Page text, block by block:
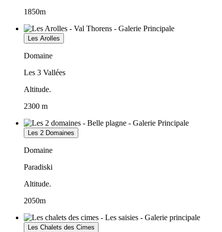
1850m
Les Arolles
Domaine
Les 3 Vallées
Altitude.
2300 m
Les 2 Domaines
Domaine
Paradiski
Altitude.
2050m
Les Chalets des Cimes